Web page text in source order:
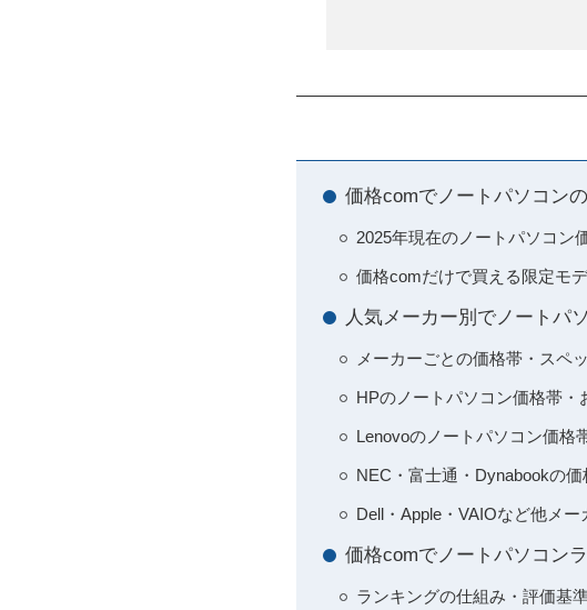
価格comでノートパソコン
2025年現在のノートパソコン
価格comだけで買える限定モ
人気メーカー別でノートパ
メーカーごとの価格帯・スペ
HPのノートパソコン価格帯
Lenovoのノートパソコン価格
NEC・富士通・Dynabookの
Dell・Apple・VAIOなど他メ
価格comでノートパソコン
ランキングの仕組み・評価基